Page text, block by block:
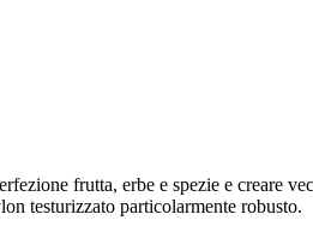
frutta, erbe e spezie e
testurizzato particolarmente robusto.